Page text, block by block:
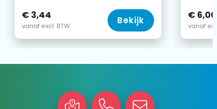
€ 3,44
vanaf excl. BTW Bekijk € 6,00
vanaf